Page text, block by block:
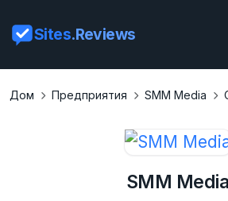
Sites.Reviews
Дом Предприятия SMM Media
SMM Media